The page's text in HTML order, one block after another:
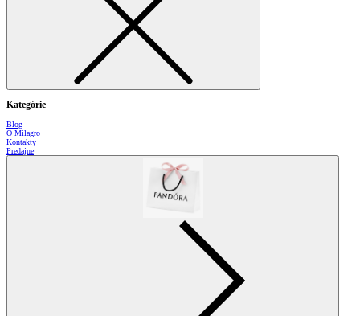
Kategórie
Blog
O Milagro
Kontakty
Predajne